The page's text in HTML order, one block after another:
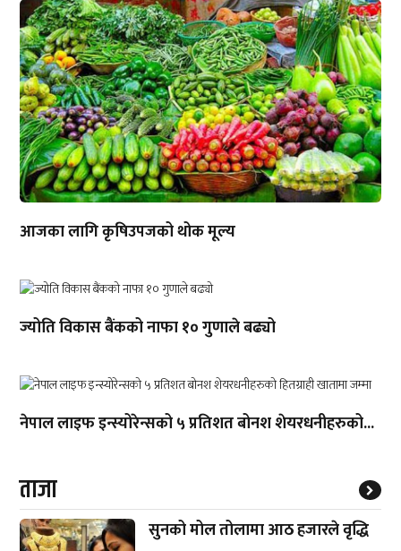
आजका लागि कृषिउपजको थोक मूल्य
ज्योति विकास बैंकको नाफा १० गुणाले बढ्यो
नेपाल लाइफ इन्स्योरेन्सको ५ प्रतिशत बोनश शेयरधनीहरुको...
ताजा
सुनको मोल तोलामा आठ हजारले वृद्धि